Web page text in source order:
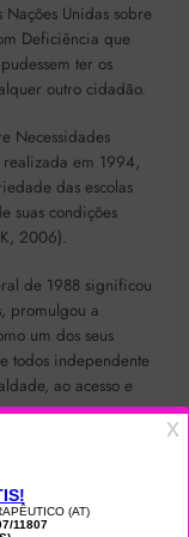
Unidas sobre
Deficiência que
ter os
outro cidadão.
Necessidades
realizada em 1994,
das escolas
suas condições
2006).
de 1988 significou
promulgou a
um dos seus
todos independente
ao acesso e
previamente
Estado possibilitar